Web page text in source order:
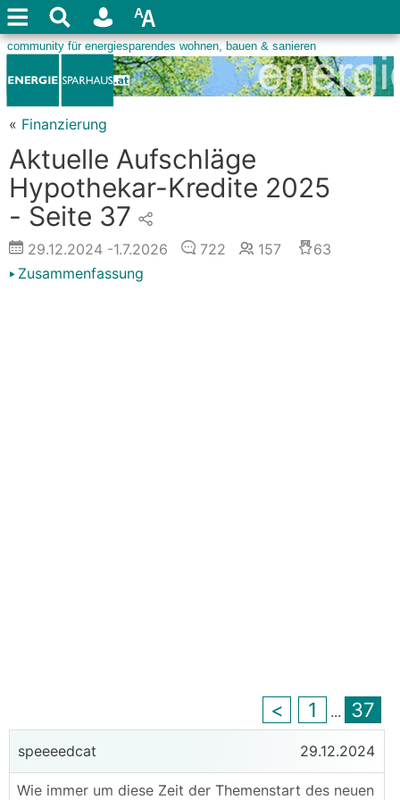
« Finanzierung
Aktuelle Aufschläge
Hypothekar-Kredite 2025
- Seite 37
29.12.2024 -1.7.2026 722 157
63
Zusammenfassung
< 1 ... 37
speeeedcat 29.12.2024
Wie immer um diese Zeit der Themenstart des neuen